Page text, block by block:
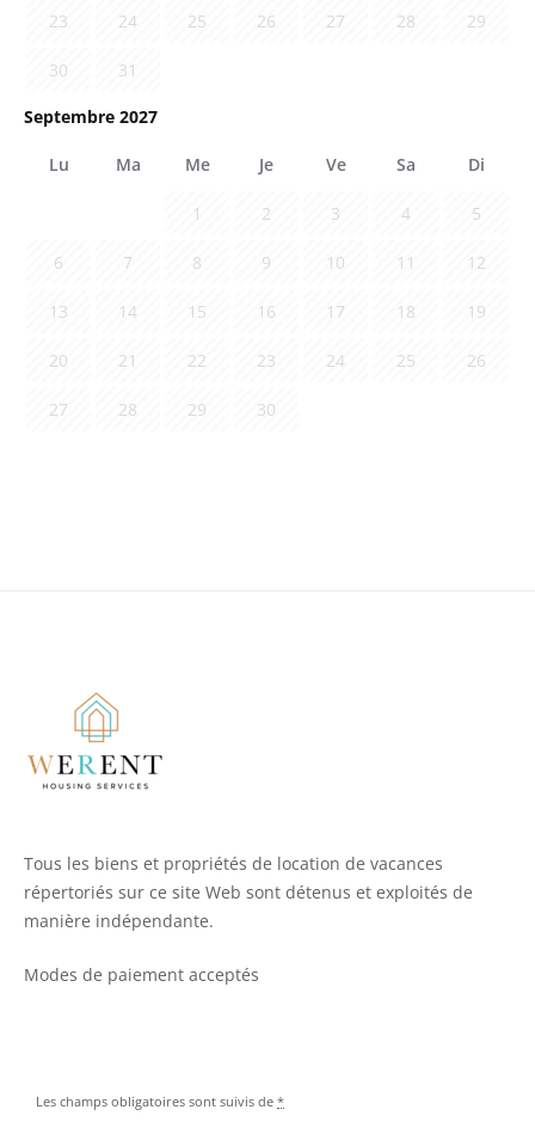
23 24 25 26 27 28 29
30 31
Septembre 2027
Lu Ma Me Je Ve Sa Di
1 2 3 4 5
6 7 8 9 10 11 12
13 14 15 16 17 18 19
20 21 22 23 24 25 26
27 28 29 30
Tous les biens et propriétés de location de vacances
répertoriés sur ce site Web sont détenus et exploités de
manière indépendante.
Modes de paiement acceptés
Les champs obligatoires sont suivis de *